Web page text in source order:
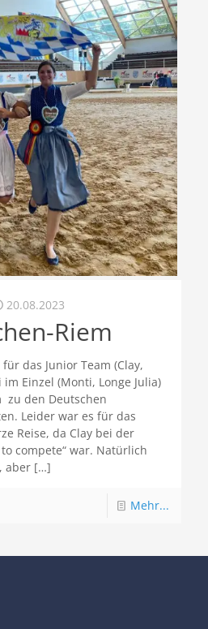
20.08.2023
Riem
das Junior Team (Clay,
im Einzel (Monti, Longe Julia)
zu den Deutschen
Leider war es für das
Reise, da Clay bei der
compete“ war. Natürlich
aber […]
Mehr...